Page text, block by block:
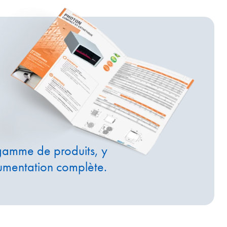
de produits, y
complète.